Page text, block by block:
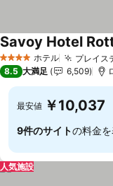
4 ホテルのランク
ホテル プレイス
Savoy Hotel
8.5 大満足 6,509
最安値 ￥10,037
9件のサイトの料金
人気施設